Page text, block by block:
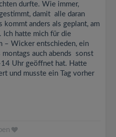
durfte. Wie immer,
damit alle daran
anders als geplant, am
Ich hatte mich für die
– Wicker entschieden, ein
auch abends sonst
Uhr geöffnet hat. Hatte
und musste ein Tag vorher